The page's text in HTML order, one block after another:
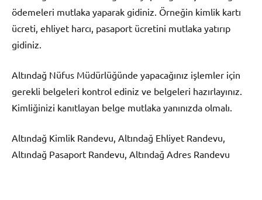
ödemeleri mutlaka yaparak gidiniz. Örneğin kimlik kartı
ücreti, ehliyet harcı, pasaport ücretini mutlaka yatırıp
gidiniz.
Altındağ Nüfus Müdürlüğünde yapacağınız işlemler için
gerekli belgeleri kontrol ediniz ve belgeleri hazırlayınız.
Kimliğinizi kanıtlayan belge mutlaka yanınızda olmalı.
Altındağ Kimlik Randevu, Altındağ Ehliyet Randevu,
Altındağ Pasaport Randevu, Altındağ Adres Randevu